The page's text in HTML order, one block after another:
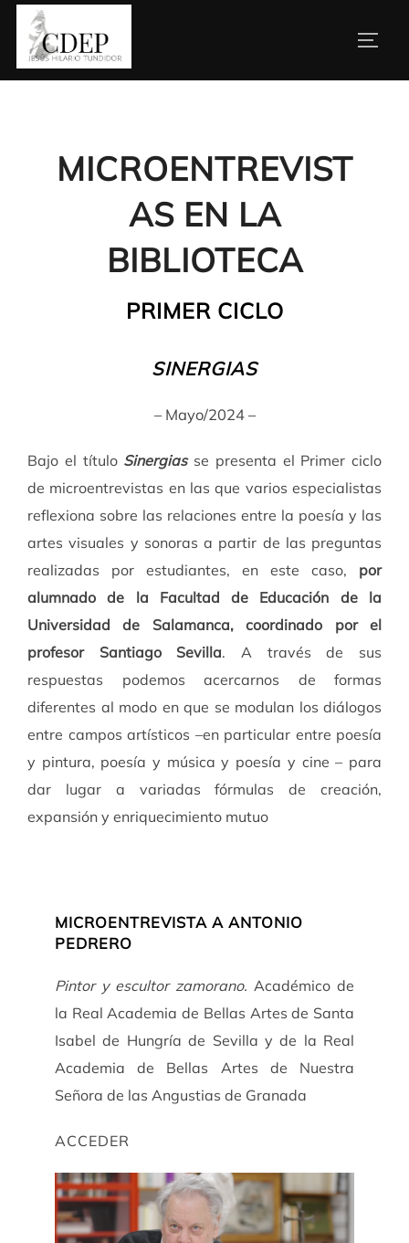
Saltar
contenido
MICROENTREVIST
AS EN LA
BIBLIOTECA
PRIMER CICLO
SINERGIAS
– Mayo/2024 –
Bajo el título Sinergiasse presenta el Primer ciclo
de microentrevistas en las que varios especialistas
reflexiona sobre las relaciones entre la poesía y las
artes visuales y sonoras a partir de las preguntas
realizadas por estudiantes, en este caso, por
alumnado de la Facultad de Educación de la
Universidad de Salamanca, coordinado por el
profesor Santiago Sevilla. A través de sus
respuestas podemos acercarnos de formas
diferentes al modo en que se modulan los diálogos
entre campos artísticos –en particular entre poesía
y pintura, poesía y música y poesía y cine – para
dar lugar a variadas fórmulas de creación,
expansión y enriquecimiento mutuo
MICROENTREVISTA A ANTONIO
PEDRERO
Pintor y escultor zamorano. Académico de
la Real Academia de Bellas Artes de Santa
Isabel de Hungría de Sevilla y de la Real
Academia de Bellas Artes de Nuestra
Señora de las Angustias de Granada
ACCEDER